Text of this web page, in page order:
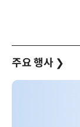
주요 행사 ❯